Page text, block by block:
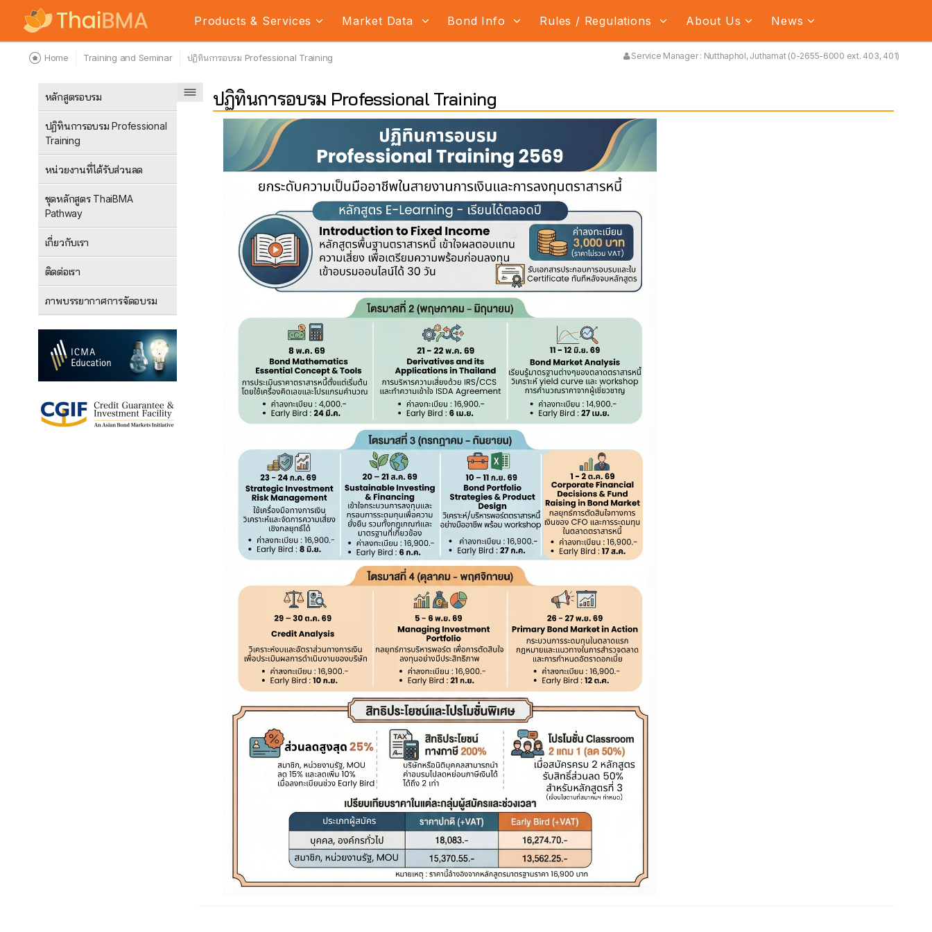
Products & Services Market Data Bond Info Rules / Regulations About Us News
Home Training and Seminar ปฏิทินการอบรม Professional Training Service Manager : Nutthaphol, Juthamat (0-2655-6000 ext. 403, 401)
หลักสูตรอบรม
ปฏิทินการอบรม Professional
Training
หน่วยงานที่ได้รับส่วนลด
ชุดหลักสูตร ThaiBMA
Pathway
เกี่ยวกับเรา
ติดต่อเรา
ภาพบรรยากาศการจัดอบรม
ปฏิทินการอบรม Professional Training